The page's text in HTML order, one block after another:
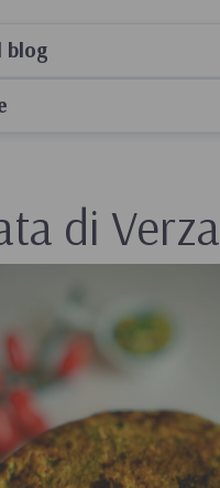
blog
di Verza